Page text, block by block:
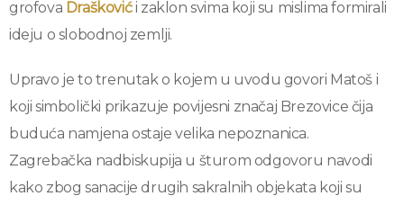
grofova Draškovići zaklon svima koji su mislima formirali
ideju o slobodnoj zemlji.
Upravo je to trenutak o kojem u uvodu govori Matoš i
koji simbolički prikazuje povijesni značaj Brezovice čija
buduća namjena ostaje velika nepoznanica.
Zagrebačka nadbiskupija u šturom odgovoru navodi
kako zbog sanacije drugih sakralnih objekata koji su